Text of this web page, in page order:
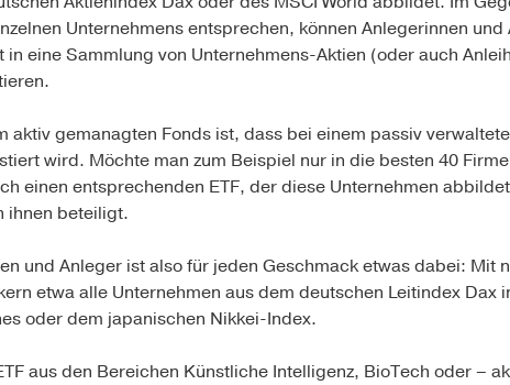
Unternehmens entsprechen, können Anlegerinnen
in eine Sammlung von Unternehmens-Aktien (oder auch
aktiv gemanagten Fonds ist, dass bei einem passiv
wird. Möchte man zum Beispiel nur in die besten 40
einen entsprechenden ETF, der diese Unternehmen
ihnen beteiligt.
und Anleger ist also für jeden Geschmack etwas dabei: Mit
etwa alle Unternehmen aus dem deutschen Leitindex Dax
oder dem japanischen Nikkei-Index.
aus den Bereichen Künstliche Intelligenz, BioTech oder –